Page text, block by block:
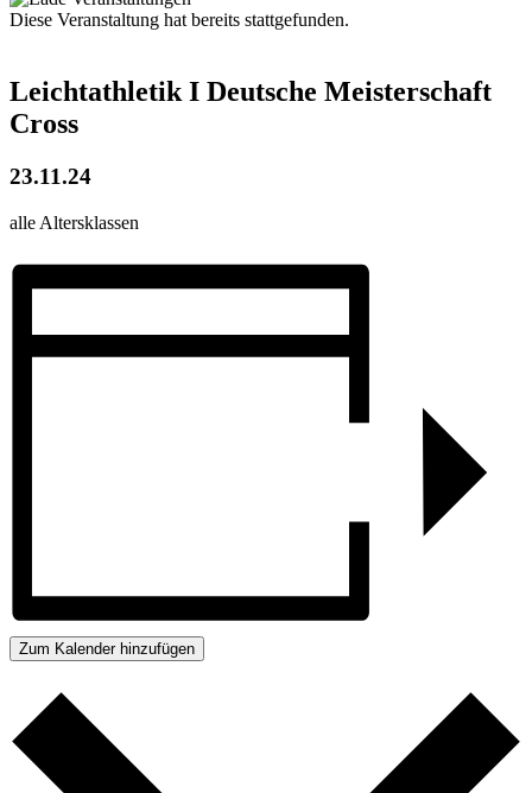
Diese Veranstaltung hat bereits stattgefunden.
Leichtathletik I Deutsche Meisterschaft
Cross
23.11.24
alle Altersklassen
Zum Kalender hinzufügen